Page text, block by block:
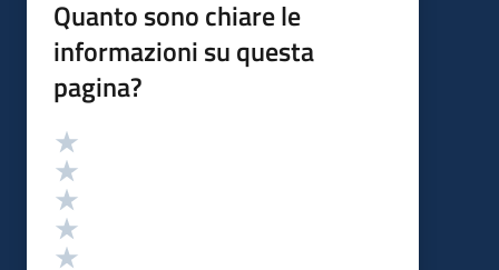
Quanto sono chiare le
informazioni su questa
pagina?
Valutazione